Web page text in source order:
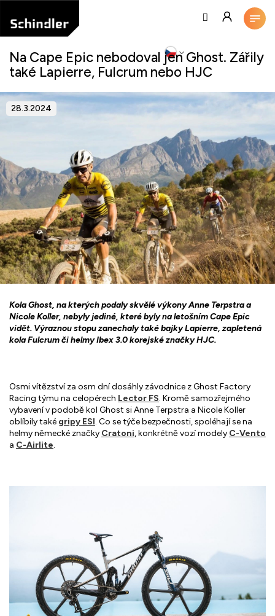
obsah
Na Cape Epic nebodoval jen Ghost. Zářily
také Lapierre, Fulcrum nebo HJC
28.3.2024
Kola Ghost, na kterých podaly skvělé výkony Anne Terpstra a
Nicole Koller, nebyly jediné, které byly na letošním Cape Epic
vidět. Výraznou stopu zanechaly také bajky Lapierre, zapletená
kola Fulcrum či helmy Ibex 3.0 korejské značky HJC.
Osmi vítězství za osm dní dosáhly závodnice z Ghost Factory
Racing týmu na celopérech Lector FS. Kromě samozřejmého
vybavení v podobě kol Ghost si Anne Terpstra a Nicole Koller
oblíbily také gripy ESI. Co se týče bezpečnosti, spoléhají se na
helmy německé značky Cratoni, konkrétně vozí modely C-Vento
a C-Airlite.